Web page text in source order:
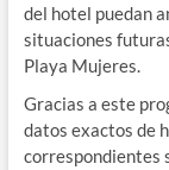
del hotel puedan
situaciones
Playa Mujeres.
Gracias a este
datos exactos de
correspondientes